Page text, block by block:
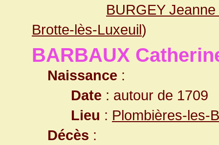
BURGEY
Brotte-lès-Luxeuil)
BARBAUX
Naissance :
Date : autour de 1709
Lieu : Plombières-les-
Décès :